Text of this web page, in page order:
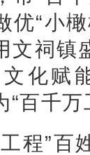
“小
文祠镇
化赋
“百千
程”百